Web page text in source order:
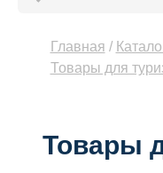
Главная /
Товары для
Товары